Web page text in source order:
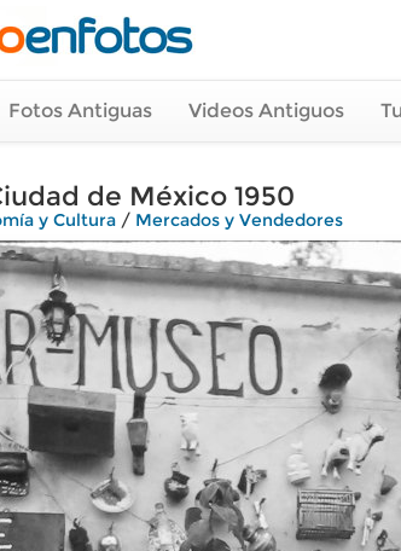
Fotos Antiguas Videos Antiguos
de México 1950
y Cultura / Mercados y Vendedores